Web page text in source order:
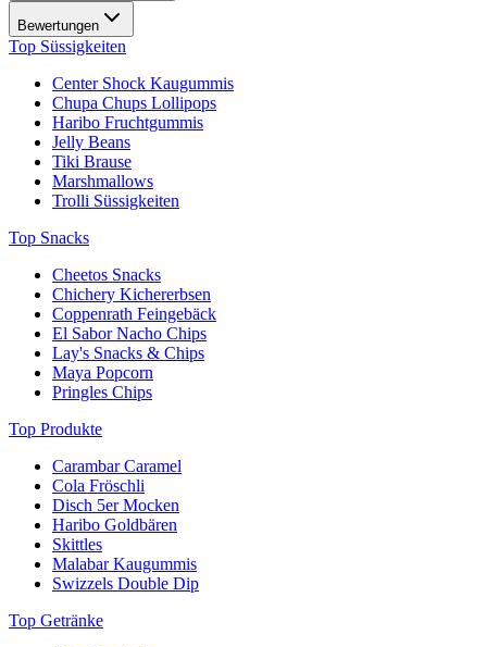
Bewertungen
Top Süssigkeiten
Center Shock Kaugummis
Chupa Chups Lollipops
Haribo Fruchtgummis
Jelly Beans
Tiki Brause
Marshmallows
Trolli Süssigkeiten
Top Snacks
Cheetos Snacks
Chichery Kichererbsen
Coppenrath Feingebäck
El Sabor Nacho Chips
Lay's Snacks & Chips
Maya Popcorn
Pringles Chips
Top Produkte
Carambar Caramel
Cola Fröschli
Disch 5er Mocken
Haribo Goldbären
Skittles
Malabar Kaugummis
Swizzels Double Dip
Top Getränke